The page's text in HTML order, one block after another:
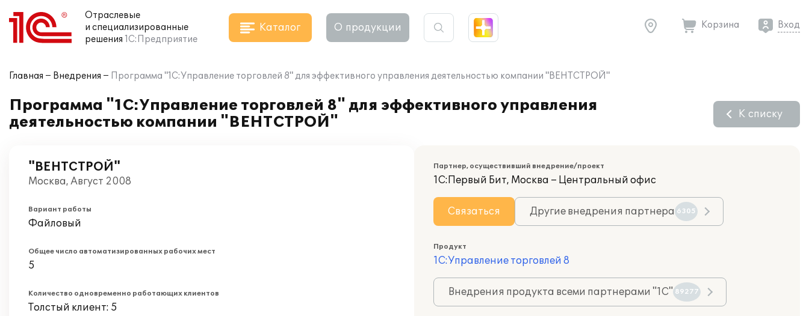
Отраслевые
и специализированные
решения 1С:Предприятие
Каталог О продукции Корзина Вход
Главная Внедрения Программа "1С:Управление торговлей 8" для эффективного управления деятельностью компании "ВЕНТСТРОЙ"
Программа "1С:Управление торговлей 8" для эффективного управления
деятельностью компании "ВЕНТСТРОЙ"
К списку
"ВЕНТСТРОЙ"
Москва, Август 2008
Вариант работы
Файловый
Общее число автоматизированных рабочих мест
5
Количество одновременно работающих клиентов
Толстый клиент: 5
Партнер, осуществивший внедрение/проект
1С:Первый Бит, Москва – Центральный офис
Связаться Другие внедрения партнера 6305
Продукт
1С:Управление торговлей 8
Внедрения продукта всеми партнерами "1С" 89277